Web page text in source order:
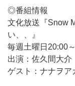
◎番組情報
文化放送『Snow
い、、』
毎週土曜日20:00
出演：佐久間大介
ゲスト：ナナヲ